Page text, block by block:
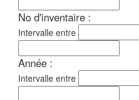
No d'inventaire :
Intervalle entre
Année :
Intervalle entre